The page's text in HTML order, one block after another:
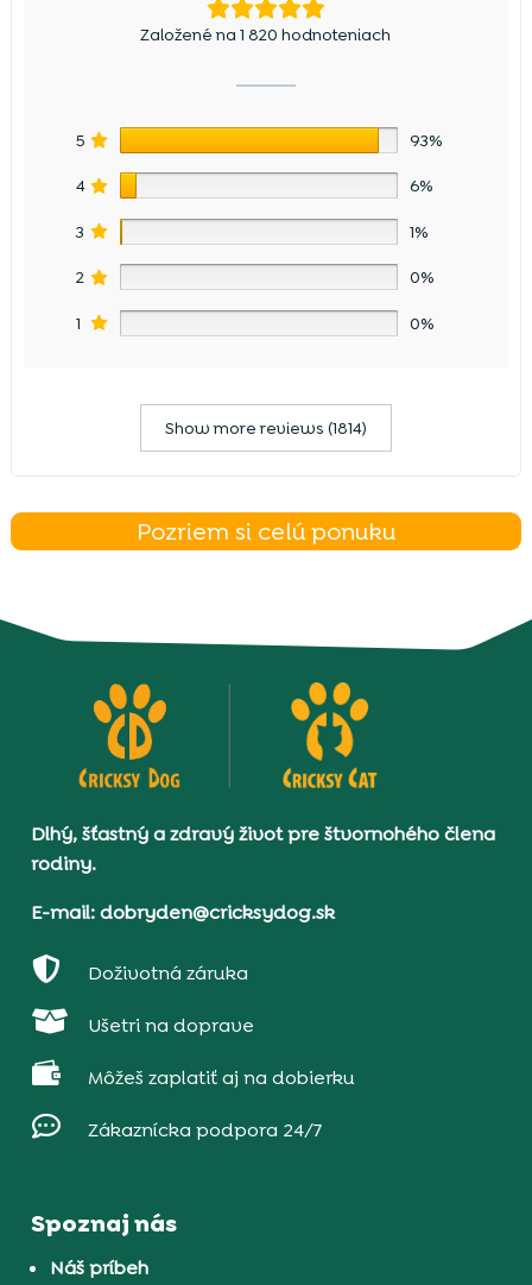
Založené na 1 820 hodnoteniach
5 93%
4 6%
3 1%
2 0%
1 0%
Show more reviews (1814)
Pozriem si celú ponuku
Dlhý, šťastný a zdravý život pre štvornohého člena
rodiny.
E-mail: dobryden@cricksydog.sk
 Doživotná záruka
 Ušetri na doprave
 Môžeš zaplatiť aj na dobierku
 Zákaznícka podpora 24/7
Spoznaj nás
Náš príbeh